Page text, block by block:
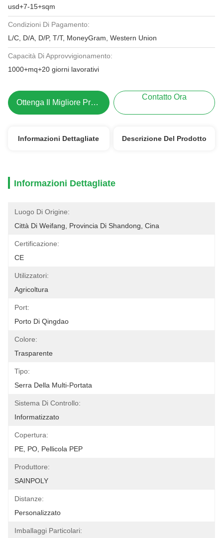
usd+7-15+sqm
Condizioni Di Pagamento:
L/C, D/A, D/P, T/T, MoneyGram, Western Union
Capacità Di Approvvigionamento:
1000+mq+20 giorni lavorativi
Ottenga Il Migliore Prezzo
Contatto Ora
Informazioni Dettagliate Descrizione Del Prodotto
Informazioni Dettagliate
Luogo Di Origine:
Città Di Weifang, Provincia Di Shandong, Cina
Certificazione:
CE
Utilizzatori:
Agricoltura
Port:
Porto Di Qingdao
Colore:
Trasparente
Tipo:
Serra Della Multi-Portata
Sistema Di Controllo:
Informatizzato
Copertura:
PE, PO, Pellicola PEP
Produttore:
SAINPOLY
Distanze:
Personalizzato
Imballaggi Particolari: